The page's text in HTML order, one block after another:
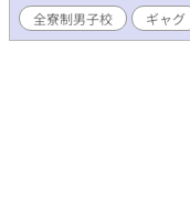
男しかいない魔法学校
無理矢理入学させられ
拷問スクールライフの
全寮制男子校
ギャグ